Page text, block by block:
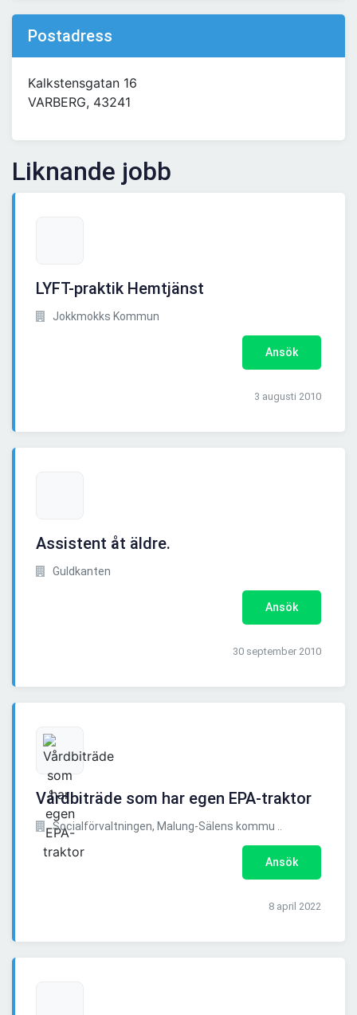
Postadress
Kalkstensgatan 16
VARBERG, 43241
Liknande jobb
LYFT-praktik Hemtjänst
Jokkmokks Kommun
Ansök
3 augusti 2010
Assistent åt äldre.
Guldkanten
Ansök
30 september 2010
Vårdbiträde som har egen EPA-traktor
Socialförvaltningen, Malung-Sälens kommu ..
Ansök
8 april 2022